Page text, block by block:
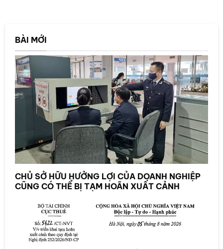
BÀI MỚI
CHỦ SỞ HỮU HƯỞNG LỢI CỦA DOANH NGHIỆP
CŨNG CÓ THỂ BỊ TẠM HOÃN XUẤT CẢNH